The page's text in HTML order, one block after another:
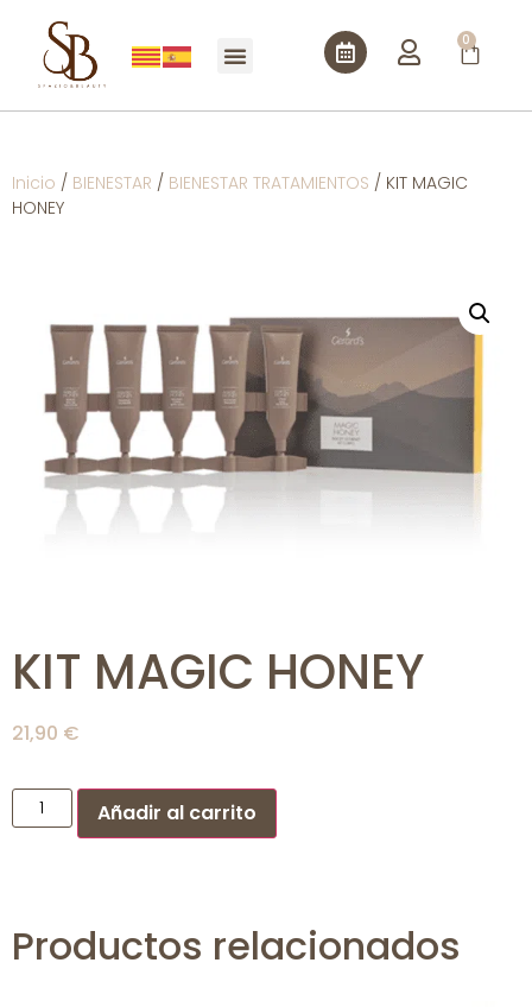
0
Inicio / BIENESTAR / BIENESTAR TRATAMIENTOS / KIT MAGIC
HONEY
KIT MAGIC HONEY
21,90 €
Añadir al carrito
Productos relacionados